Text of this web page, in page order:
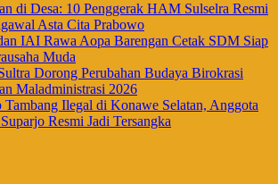
di Desa: 10 Penggerak HAM Sulselra Resmi
Asta Cita Prabowo
IAI Rawa Aopa Barengan Cetak SDM Siap
Muda
Dorong Perubahan Budaya Birokrasi
Maladministrasi 2026
Tambang Ilegal di Konawe Selatan, Anggota
Resmi Jadi Tersangka